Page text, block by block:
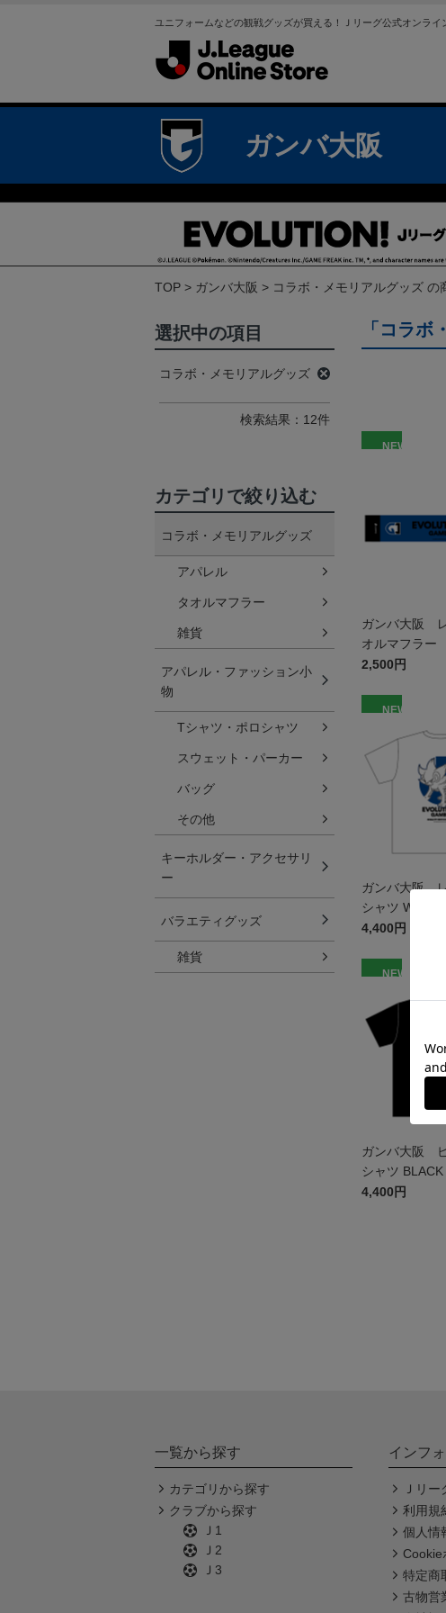
ユニフォームなどの観戦グッズが買える！Ｊリーグ公式オンライ
ガンバ大阪
TOP ガンバ大阪 コラボ・メモリアルグッズ の
「コラ
NEW
ガンバ大阪
オルマフラー
2,500円
NEW
ガンバ大阪
シャツ WHITE
4,400円
NEW
ガンバ大阪
シャツ
4,400円
選択中の項目
コラボ・メモリアルグッズ
検索結果：12件
カテゴリで絞り込む
コラボ・メモリアルグッズ
アパレル
タオルマフラー
雑貨
アパレル・ファッション小
物
Tシャツ・ポロシャツ
スウェット・パーカー
バッグ
その他
キーホルダー・アクセサリ
ー
バラエティグッズ
雑貨
一覧から探す
カテゴリから探す
クラブから探す
Ｊ1
Ｊ2
Ｊ3
インフ
Ｊリ
利用規
個人情
Cookie
特定商
古物営